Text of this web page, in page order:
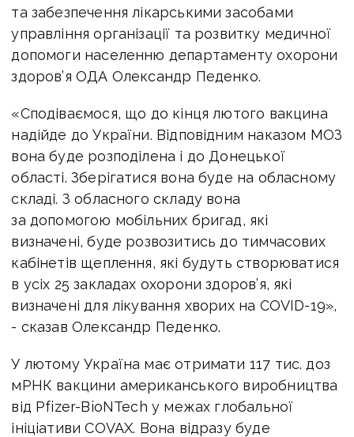
та забезпечення лікарськими засобами
управління організації та розвитку медичної
допомоги населенню департаменту охорони
здоров’я ОДА Олександр Педенко.
«Сподіваємося, що до кінця лютого вакцина
надійде до України. Відповідним наказом МОЗ
вона буде розподілена і до Донецької
області. Зберігатися вона буде на обласному
складі. З обласного складу вона
за допомогою мобільних бригад, які
визначені, буде розвозитись до тимчасових
кабінетів щеплення, які будуть створюватися
в усіх 25 закладах охорони здоров’я, які
визначені для лікування хворих на COVID-19»,
- сказав Олександр Педенко.
У лютому Україна має отримати 117 тис. доз
мРНК вакцини американського виробництва
від Pfizer-BioNTech у межах глобальної
ініціативи COVAX. Вона відразу буде